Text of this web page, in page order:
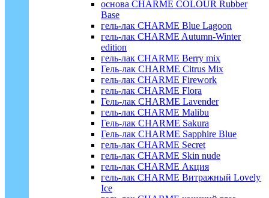
основа CHARME COLOUR Rubber
Base
гель-лак CHARME Blue Lagoon
гель-лак CHARME Autumn-Winter
edition
гель-лак CHARME Berry mix
Гель-лак CHARME Citrus Mix
гель-лак CHARME Firework
гель-лак CHARME Flora
Гель-лак CHARME Lavender
гель-лак CHARME Malibu
Гель-лак CHARME Sakura
Гель-лак CHARME Sapphire Blue
гель-лак CHARME Secret
гель-лак CHARME Skin nude
гель-лак CHARME Акция
гель-лак CHARME Витражный Lovely
Ice